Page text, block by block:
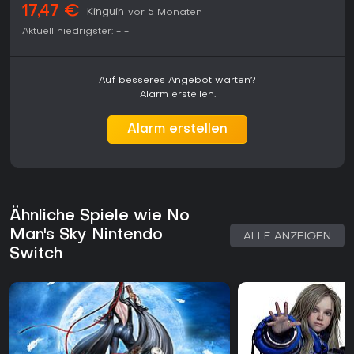
Erlebnis für Rückkehrer frisch. Es eignet sich für Solo-
Abenteurer, die selbstbestimmte Ziele und gelegentliche
Online-Kooperation bevorzugen. Wer einzigartige Planeten
Inhaltspipeline einen bleibenden Wert.
17,47 € Kinguin vor 5 Monaten
Aktuell niedrigster: - -
Auf besseres Angebot warten?
Alarm erstellen.
Alarm erstellen
Ähnliche Spiele wie No
Man's Sky Nintendo
Switch
ALLE ANZEIGEN